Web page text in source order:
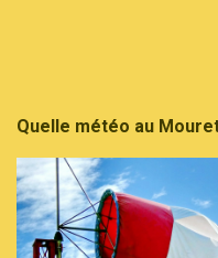
Quelle météo au